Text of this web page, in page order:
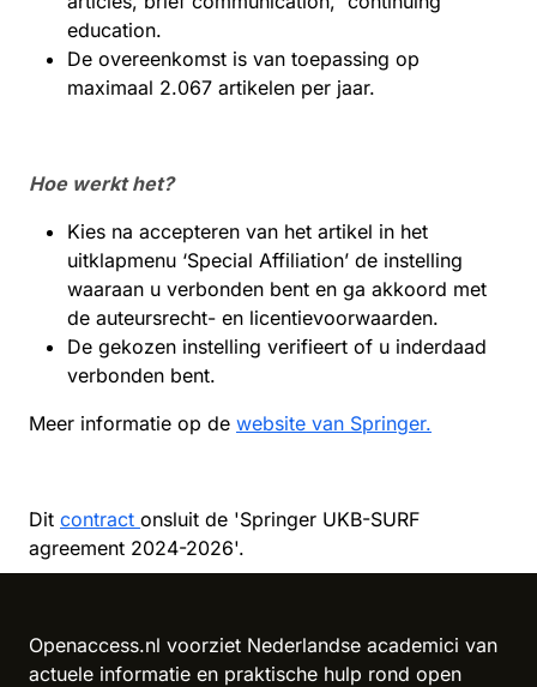
education.
De overeenkomst is van toepassing op
maximaal 2.067 artikelen per jaar.
Hoe werkt het?
Kies na accepteren van het artikel in het
uitklapmenu ‘Special Affiliation’ de instelling
waaraan u verbonden bent en ga akkoord met
de auteursrecht- en licentievoorwaarden.
De gekozen instelling verifieert of u inderdaad
verbonden bent.
Meer informatie op de website van Springer.
Dit contract onsluit de 'Springer UKB-SURF
agreement 2024-2026'.
Openaccess.nl voorziet Nederlandse academici van
actuele informatie en praktische hulp rond open